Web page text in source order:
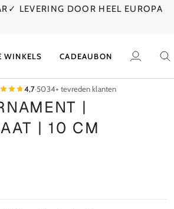
✓ LEVERING DOOR HEEL EUROPA
WINKELS CADEAUBON
Mijn
Zoek
4,7·5034+ tevreden klanten
|
| 10 CM